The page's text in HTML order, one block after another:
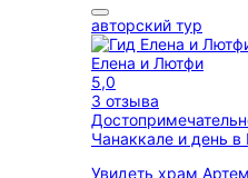
авторский тур
Елена и Лютфи
5,0
3 отзыва
Чанаккале и день
Увидеть храм